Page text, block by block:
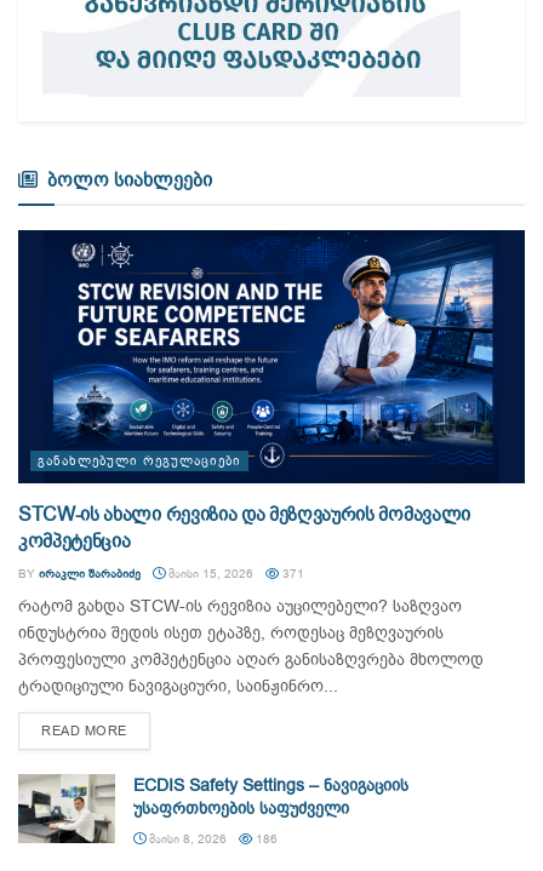
ბოლო სიახლეები
ᲒᲐᲜᲐᲮᲚᲔᲑᲣᲚᲘ ᲠᲔᲒᲣᲚᲐᲪᲘᲔᲑᲘ
STCW-ის ახალი რევიზია და მეზღვაურის მომავალი
კომპეტენცია
BY ᲘᲠᲐᲙᲚᲘ ᲨᲐᲠᲐᲑᲘᲫᲔ ᲛᲐᲘᲡᲘ 15, 2026 371
რატომ გახდა STCW-ის რევიზია აუცილებელი? საზღვაო
ინდუსტრია შედის ისეთ ეტაპზე, როდესაც მეზღვაურის
პროფესიული კომპეტენცია აღარ განისაზღვრება მხოლოდ
ტრადიციული ნავიგაციური, საინჟინრო...
READ MOREDETAILS
ECDIS Safety Settings – ნავიგაციის
უსაფრთხოების საფუძველი
ᲛᲐᲘᲡᲘ 8, 2026 186